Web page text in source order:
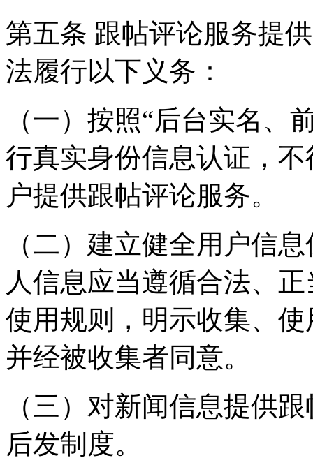
第五条 跟帖评论服务提
法履行以下义务：
（一）按照“后台实名、
行真实身份信息认证，
户提供跟帖评论服务。
（二）建立健全用户信
人信息应当遵循合法、
使用规则，明示收集、
并经被收集者同意。
（三）对新闻信息提供
后发制度。